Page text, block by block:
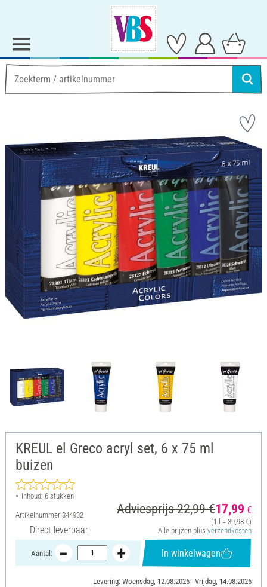
KREUL el Greco acryl set, 6 x 75 ml
buizen
Inhoud: 6 stukken
Artikelnummer 844932
Direct leverbaar
Adviesprijs 22,99 €17,99 €
(1 l = 39,98 €)
Alle prijzen plus verzendkosten
Aantal: In winkelwagen
Levering: Woensdag, 12.08.2026 - Vrijdag, 14.08.2026